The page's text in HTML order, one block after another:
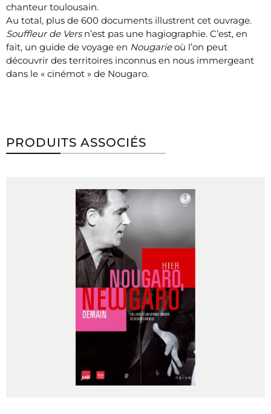
chanteur toulousain.
Au total, plus de 600 documents illustrent cet ouvrage.
Souffleur de Versn’est pas une hagiographie. C’est, en
fait, un guide de voyage en Nougarieoù l’on peut
découvrir des territoires inconnus en nous immergeant
dans le « cinémot » de Nougaro.
PRODUITS ASSOCIÉS